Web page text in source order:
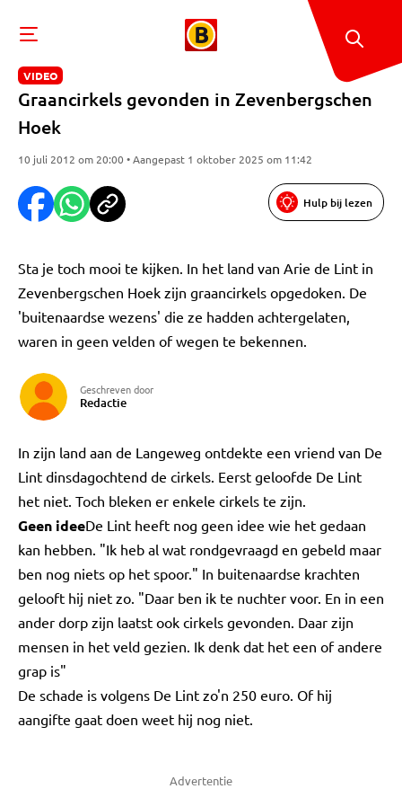
VIDEO
Graancirkels gevonden in Zevenbergschen
Hoek
10 juli 2012 om 20:00 • Aangepast 1 oktober 2025 om 11:42
Hulp bij lezen
Sta je toch mooi te kijken. In het land van Arie de Lint in
Zevenbergschen Hoek zijn graancirkels opgedoken. De
'buitenaardse wezens' die ze hadden achtergelaten,
waren in geen velden of wegen te bekennen.
Geschreven door
Redactie
In zijn land aan de Langeweg ontdekte een vriend van De
Lint dinsdagochtend de cirkels. Eerst geloofde De Lint
het niet. Toch bleken er enkele cirkels te zijn.
Geen ideeDe Lint heeft nog geen idee wie het gedaan
kan hebben. "Ik heb al wat rondgevraagd en gebeld maar
ben nog niets op het spoor." In buitenaardse krachten
gelooft hij niet zo. "Daar ben ik te nuchter voor. En in een
ander dorp zijn laatst ook cirkels gevonden. Daar zijn
mensen in het veld gezien. Ik denk dat het een of andere
grap is"
De schade is volgens De Lint zo'n 250 euro. Of hij
aangifte gaat doen weet hij nog niet.
Advertentie